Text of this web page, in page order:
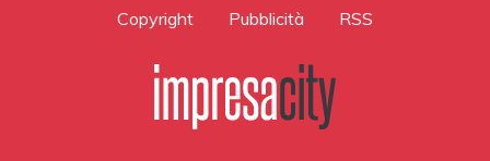
Copyright Pubblicità RSS